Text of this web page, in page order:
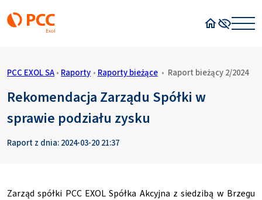
PCC EXOL SA • Raporty • Raporty bieżące • Raport bieżący 2/2024
Rekomendacja Zarządu Spółki w
sprawie podziału zysku
Raport z dnia: 2024-03-20 21:37
Zarząd spółki PCC EXOL Spółka Akcyjna z siedzibą w Brzegu